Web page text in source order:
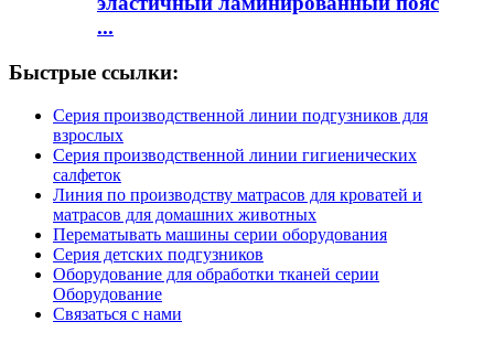
...
Быстрые ссылки:
Серия производственной линии подгузников для
взрослых
Серия производственной линии гигиенических
салфеток
Линия по производству матрасов для кроватей и
матрасов для домашних животных
Перематывать машины серии оборудования
Серия детских подгузников
Оборудование для обработки тканей серии
Оборудование
Связаться с нами